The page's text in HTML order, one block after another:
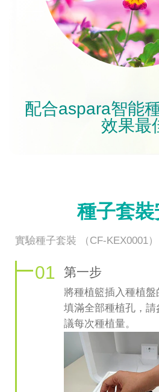
配合aspara智能
效果最
種子套
實驗種子套裝 （CF-KEX0001）
01 第一步
將種植籃插入種植
填滿全部種植孔，請
議每次種植量。